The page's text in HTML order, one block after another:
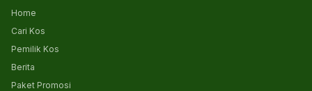
Home
Cari Kos
Pemilik Kos
Berita
Paket Promosi